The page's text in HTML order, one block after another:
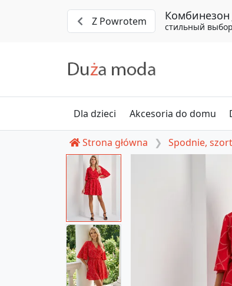
Z Powrotem стильный
Dla dzieci Akcesoria do domu
Strona główna Spodnie,